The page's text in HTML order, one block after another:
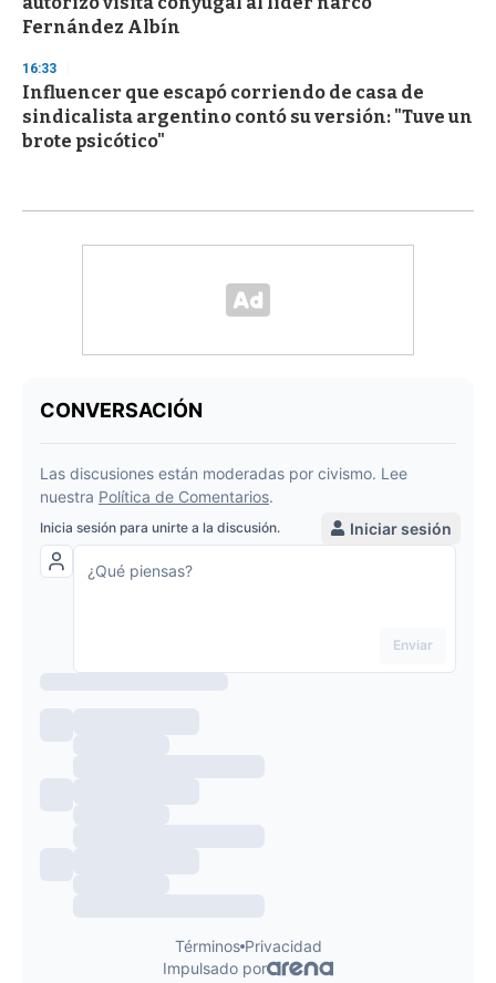
Fernández Albín
16:33
Influencer que escapó corriendo de casa de
sindicalista argentino contó su versión: "Tuve un
brote psicótico"